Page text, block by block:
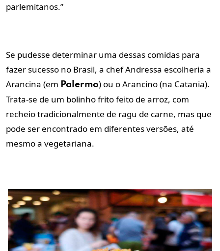
parlemitanos.”
Se pudesse determinar uma dessas comidas para
fazer sucesso no Brasil, a chef Andressa escolheria a
Arancina (em Palermo) ou o Arancino (na Catania).
Trata-se de um bolinho frito feito de arroz, com
recheio tradicionalmente de ragu de carne, mas que
pode ser encontrado em diferentes versões, até
mesmo a vegetariana.